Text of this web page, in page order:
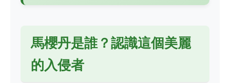
馬櫻丹是誰？認識這個美麗
的入侵者